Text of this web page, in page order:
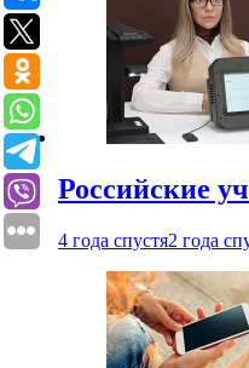
Российские
4 года спустя2 года